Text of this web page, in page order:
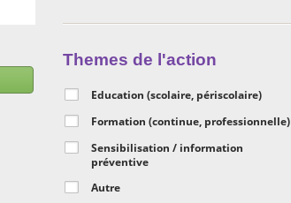
Themes de l'action
Education (scolaire, périscolaire)
Formation (continue, professionnelle)
Sensibilisation / information
préventive
Autre